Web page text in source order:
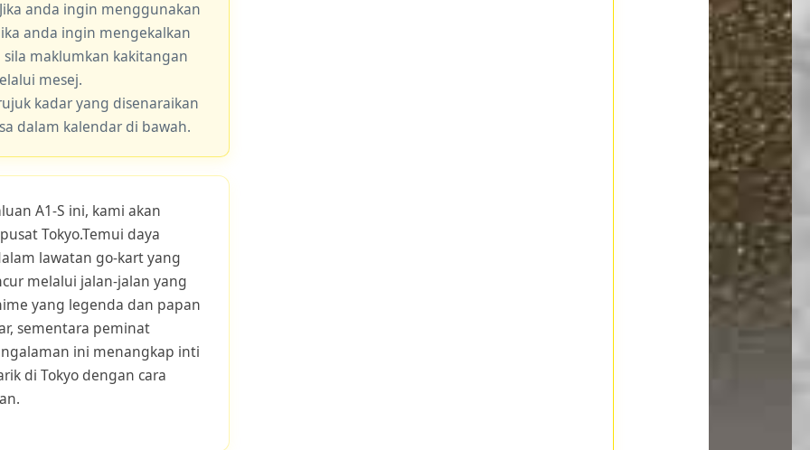
anda ingin menggunakan
anda ingin mengekalkan
maklumkan kakitangan
mesej.
kadar yang disenaraikan
dalam kalendar di bawah.
A1-S ini, kami akan
Tokyo.Temui daya
lawatan go-kart yang
melalui jalan-jalan yang
yang legenda dan papan
sementara peminat
ini menangkap inti
di Tokyo dengan cara